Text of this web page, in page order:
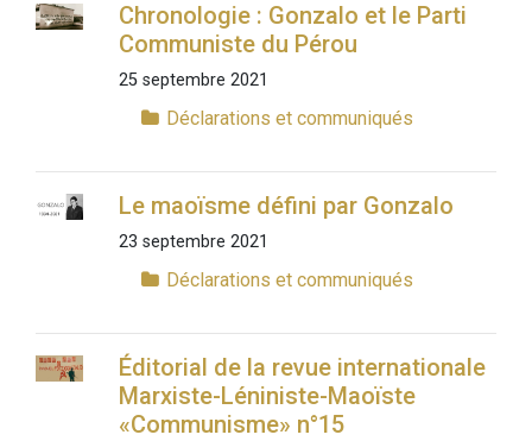
Chronologie : Gonzalo et le Parti
Communiste du Pérou
25 septembre 2021
Déclarations et communiqués
Le maoïsme défini par Gonzalo
23 septembre 2021
Déclarations et communiqués
Éditorial de la revue internationale
Marxiste-Léniniste-Maoïste
«Communisme» n°15